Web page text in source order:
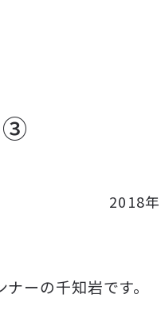
③
2018
ナーの千知岩です。